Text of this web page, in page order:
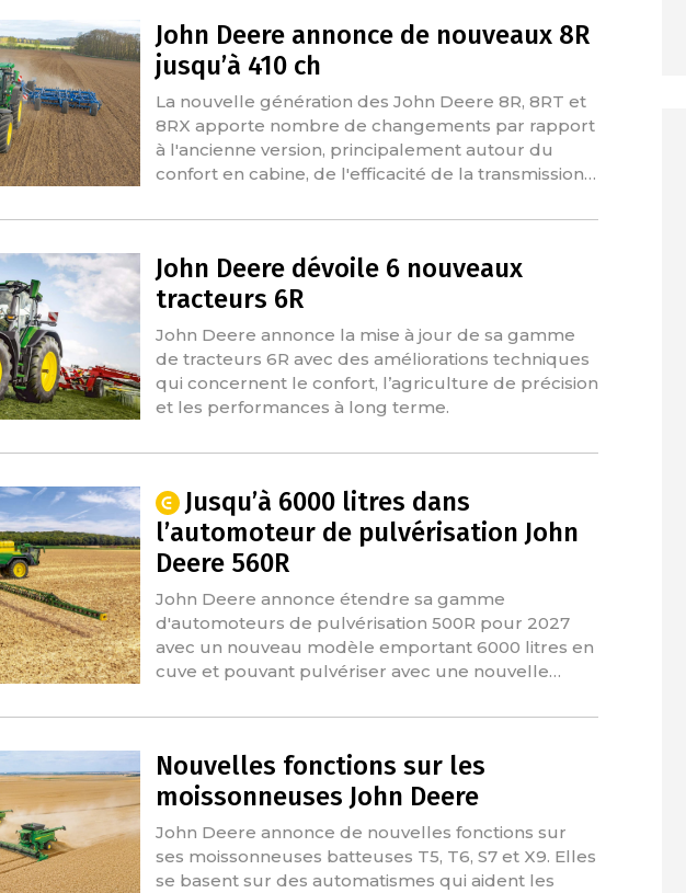
John Deere annonce de nouveaux 8R
jusqu’à 410 ch
La nouvelle génération des John Deere 8R, 8RT et
8RX apporte nombre de changements par rapport
à l'ancienne version, principalement autour du
confort en cabine, de l'efficacité de la transmission…
John Deere dévoile 6 nouveaux
tracteurs 6R
John Deere annonce la mise à jour de sa gamme
de tracteurs 6R avec des améliorations techniques
qui concernent le confort, l’agriculture de précision
et les performances à long terme.
Jusqu’à 6000 litres dans
l’automoteur de pulvérisation John
Deere 560R
John Deere annonce étendre sa gamme
d'automoteurs de pulvérisation 500R pour 2027
avec un nouveau modèle emportant 6000 litres en
cuve et pouvant pulvériser avec une nouvelle…
Nouvelles fonctions sur les
moissonneuses John Deere
John Deere annonce de nouvelles fonctions sur
ses moissonneuses batteuses T5, T6, S7 et X9. Elles
se basent sur des automatismes qui aident les